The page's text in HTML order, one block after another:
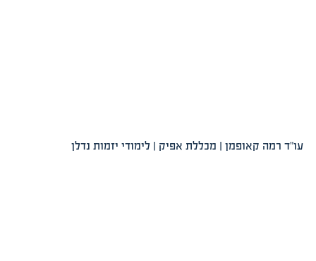
קאופמן | מכללת אפיק | לימודי יזמות נדלן